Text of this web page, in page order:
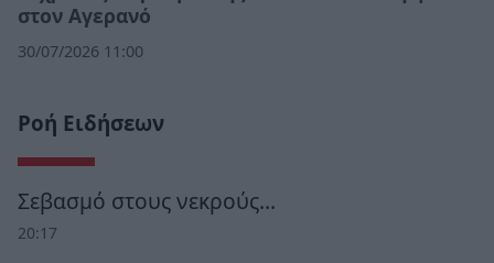
στον Αγερανό
30/07/2026 11:00
Ροή Ειδήσεων
Σεβασμό στους νεκρούς…
20:17